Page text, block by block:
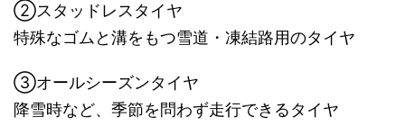
②スタッドレスタイヤ
特殊なゴムと溝をもつ雪道・凍結路用のタイヤ
③オールシーズンタイヤ
降雪時など、季節を問わず走行できるタイヤ